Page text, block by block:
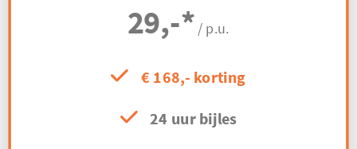
29,-* / p.u.
€ 168,- korting
24 uur bijles